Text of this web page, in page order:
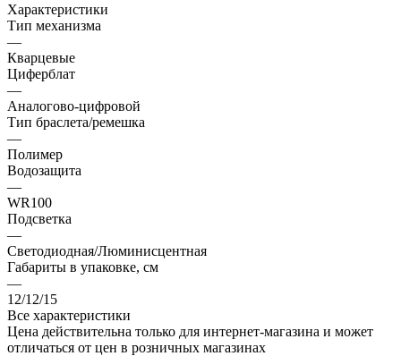
Характеристики
Тип механизма
—
Кварцевые
Циферблат
—
Аналогово-цифровой
Тип браслета/ремешка
—
Полимер
Водозащита
—
WR100
Подсветка
—
Светодиодная/Люминисцентная
Габариты в упаковке, см
—
12/12/15
Все характеристики
Цена действительна только для интернет-магазина и может
отличаться от цен в розничных магазинах